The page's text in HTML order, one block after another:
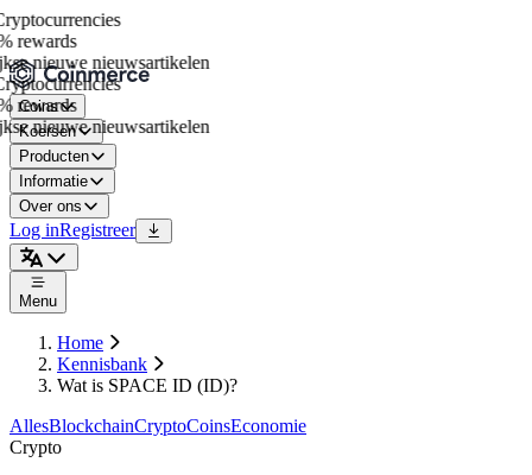
rewards
nieuwe nieuwsartikelen
rewards
nieuwe nieuwsartikelen
Coins
Koersen
Producten
Informatie
Over ons
Log inRegistreer
Menu
Home
Kennisbank
Wat is SPACE ID (ID)?
AllesBlockchainCryptoCoinsEconomie
Crypto